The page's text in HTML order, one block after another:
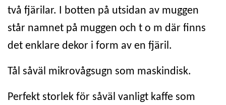
två fjärilar. I botten på utsidan av muggen
står namnet på muggen och t o m där finns
det enklare dekor i form av en fjäril.
Tål såväl mikrovågsugn som maskindisk.
Perfekt storlek för såväl vanligt kaffe som